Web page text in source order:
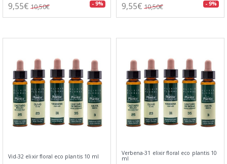
9,55€ 10,50€ - 9% 9,55€ 10,50€ - 9%
Vid-32 elixir floral eco plantis 10 ml Verbena-31 elixir floral eco plantis 10
ml